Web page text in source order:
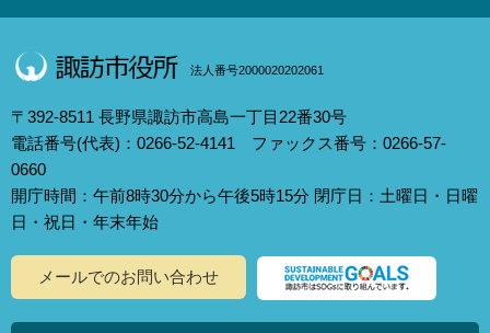
法人番号2000020202061
〒392-8511 長野県諏訪市高島一丁目22番30号
電話番号(代表)：0266-52-4141 ファックス番号：0266-57-
0660
開庁時間：午前8時30分から午後5時15分 閉庁日：土曜日・日曜
日・祝日・年末年始
メールでのお問い合わせ